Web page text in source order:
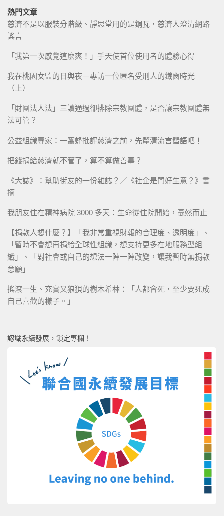
熱門文章
慈濟不是以服裝分階級、靜思堂用的是銅瓦，慈濟人澄清網路
謠言
「我第一次感覺這麼爽！」手天使首位使用者的體驗心得
我在桃園女監的日與夜－專訪一位匿名受刑人的鐵窗時光
（上）
「財團法人法」三讀通過卻排除宗教團體，是否讓宗教團體無
法可管？
公益組織專家：一窩蜂批評慈濟之前，先釐清流言蜚語吧！
把錢捐給慈濟就不管了，算不算做善事？
《大誌》：幫助街友的一份雜誌？／《社企是門好生意？》書
摘
我朋友住在精神病院 3000 多天：生命從住院開始，戞然而止
【捐款人想什麼？】「我非常重視財報的合理度、透明度」、
「暫時不會想再捐給全球性組織，想支持更多在地服務型組
織」、「對社會或自己的想法一陣一陣改變，讓我暫時無捐款
意願」
搖滾一生、充實又狼狽的樹木希林：「人都會死，至少要死成
自己喜歡的樣子。」
認識永續發展，鎖定專欄！